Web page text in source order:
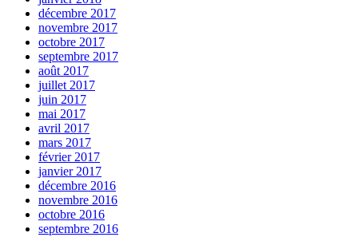
décembre 2017
novembre 2017
octobre 2017
septembre 2017
août 2017
juillet 2017
juin 2017
mai 2017
avril 2017
mars 2017
février 2017
janvier 2017
décembre 2016
novembre 2016
octobre 2016
septembre 2016